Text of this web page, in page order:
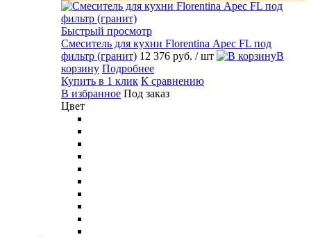
Быстрый просмотр
Смеситель для кухни Florentina Арес FL под
фильтр (гранит) 12 376 руб. / шт
В
корзину Подробнее
Купить в 1 клик К сравнению
В избранное Под заказ
Цвет